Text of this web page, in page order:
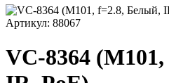
Артикул: 88067
VC-8364